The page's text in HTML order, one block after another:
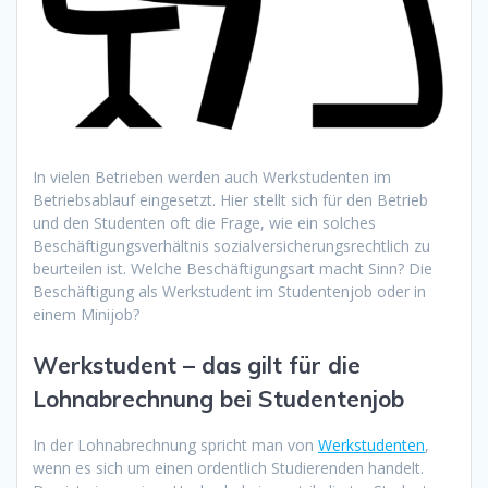
In vielen Betrieben werden auch Werkstudenten im
Betriebsablauf eingesetzt. Hier stellt sich für den Betrieb
und den Studenten oft die Frage, wie ein solches
Beschäftigungsverhältnis sozialversicherungsrechtlich zu
beurteilen ist. Welche Beschäftigungsart macht Sinn? Die
Beschäftigung als Werkstudent im Studentenjob oder in
einem Minijob?
Werkstudent – das gilt für die
Lohnabrechnung bei Studentenjob
In der Lohnabrechnung spricht man von Werkstudenten,
wenn es sich um einen ordentlich Studierenden handelt.